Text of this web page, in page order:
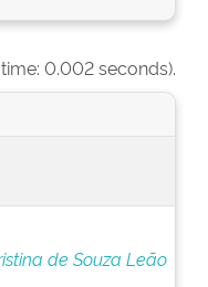
0.002 seconds).
de Souza Leão